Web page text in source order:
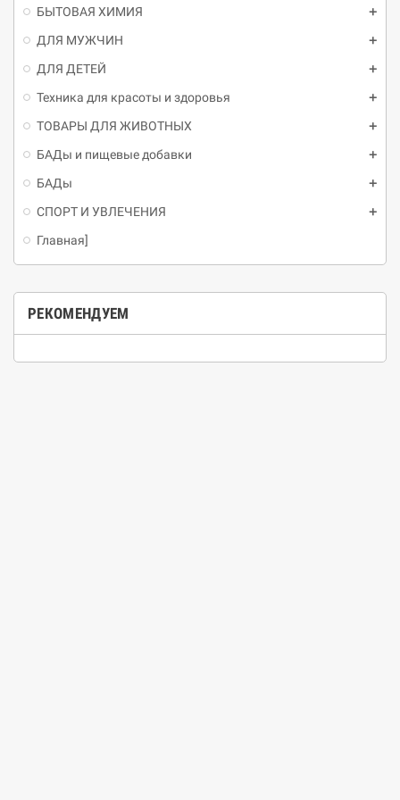
БЫТОВАЯ ХИМИЯ
ДЛЯ МУЖЧИН
ДЛЯ ДЕТЕЙ
Техника для красоты и здоровья
ТОВАРЫ ДЛЯ ЖИВОТНЫХ
БАДы и пищевые добавки
БАДы
СПОРТ И УВЛЕЧЕНИЯ
Главная]
РЕКОМЕНДУЕМ